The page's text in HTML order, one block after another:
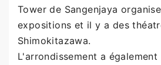
Tower de Sangenjaya
expositions et il y a des
Shimokitazawa.
L'arrondissement a également